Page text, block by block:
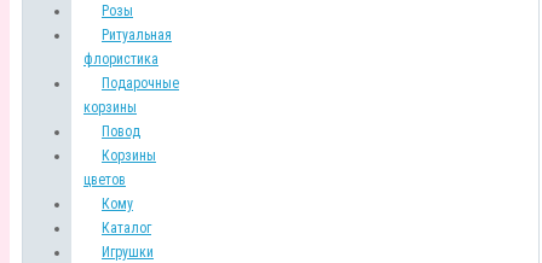
Розы
Ритуальная
флористика
Подарочные
корзины
Повод
Корзины
цветов
Кому
Каталог
Игрушки